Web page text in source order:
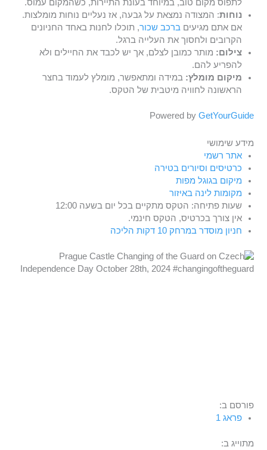
לתפוס מקום טוב, במיוחד בעונת התיירות, כשהמקום עמוס.
נוחות: המצודה נמצאת על גבעה, אז נעליים נוחות מומלצות.
אם אתם מגיעיםברכב שכור, תוכלו לחנות באחד החניונים
הקרובים ולחסוך את העלייה ברגל.
צילום: מותר כמובן לצלם, אך יש לכבד את החיילים ולא
להפריע להם.
מיקום מומלץ: במידה ומתאפשר, מומלץ לעמוד בחצר
הראשונה לחוויה מיטבית של הטקס.
Powered by GetYourGuide
מידע שימושי
אתר רשמי
כרטיסים וסיורים בטירה
מיקום בגוגל מפות
מקומות לינה באיזור
שעות פתיחה: הטקס מתקיים בכל יום בשעה 12:00
אין צורך בכרטיס, הטקס חינמי.
חניון מוסדר במרחק 10 דקות הליכה
פורסם ב:
פראג 1
מתוייג ב: